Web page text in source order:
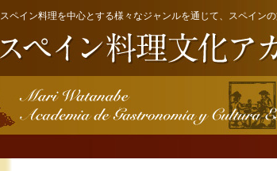
スペイン料理を中心とする様々なジャンルを通じて、スペインの